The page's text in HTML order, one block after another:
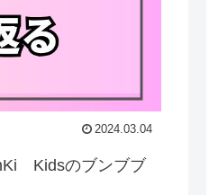
2024.03.04
Kidsのブンブブ